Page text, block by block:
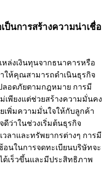
ป็นการสร้างความน่าเชื่อ
หล่งเงินทุนจากธนาคารหรือ
ให้คุณสามารถดำเนินธุรกิจ
ลอดภัยตามกฎหมาย การมี
เพียงแต่ช่วยสร้างความมั่นคง
เพิ่มความมั่นใจให้กับลูกค้า
ดีว่าในช่วงเริ่มต้นธุรกิจ
ลาและทรัพยากรต่างๆ การมี
นในการจดทะเบียนบริษัทจะ
เร็วขึ้นและมีประสิทธิภาพ